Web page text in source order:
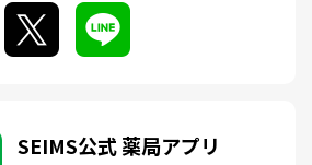
SEIMS公式 薬局アプリ